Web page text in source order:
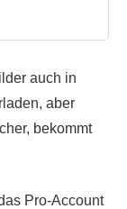
auch in
aber
bekommt
Pro-Account